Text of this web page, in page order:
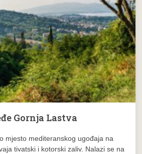
Gornja Lastva
mjesto mediteranskog ugođaja na
tivatski i kotorski zaliv. Nalazi se na